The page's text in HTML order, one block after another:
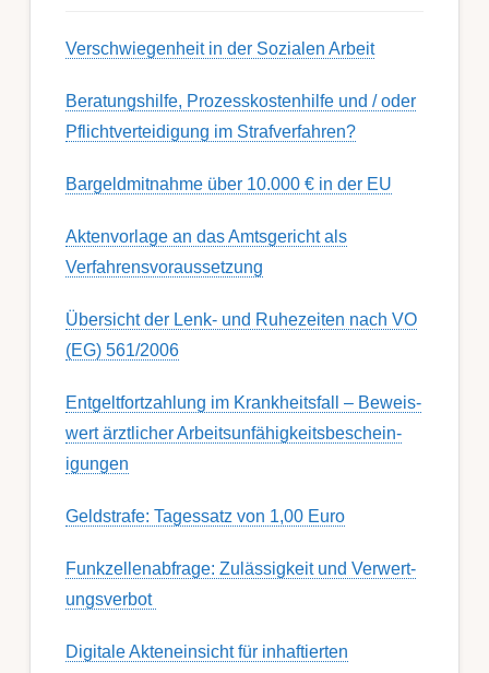
Ver­schwieg­en­heit in der Soz­ial­en Ar­beit
Berat­ungs­hil­fe, Pro­zess­kost­en­hilfe und / oder
Pflicht­ver­teidig­ung im Strafverfahren?
Bargeldmitnahme über 10.000 € in der EU
Aktenvorlage an das Amtsgericht als
Verfahrensvoraussetzung
Übersicht der Lenk- und Ruhezeiten nach VO
(EG) 561/2006
Ent­gelt­fort­zahl­ung im Krank­heits­fall – Be­weis­
wert ärzt­lich­er Ar­beits­un­fähig­keits­be­schein­
igung­en
Geldstrafe: Tagessatz von 1,00 Euro
Funk­zell­en­ab­fra­ge: Zu­lässig­keit und Ver­wert­
ungs­ver­bot
Digitale Akteneinsicht für inhaftierten